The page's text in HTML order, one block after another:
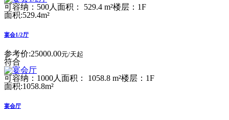
可容纳：500人 面积： 529.4 m²楼层：1F
面积:529.4m²
宴会1/2厅
参考价:25000.00元/天起
符合
可容纳：1000人 面积： 1058.8 m²楼层：1F
面积:1058.8m²
宴会厅